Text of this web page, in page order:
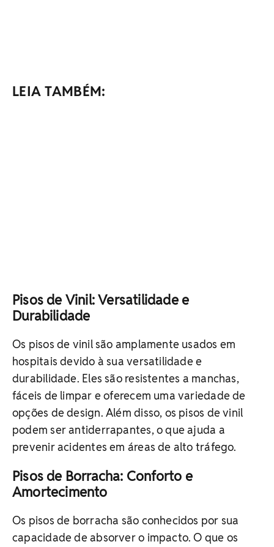
LEIA TAMBÉM:
Pisos de Vinil: Versatilidade e
Durabilidade
Os pisos de vinil são amplamente usados em
hospitais devido à sua versatilidade e
durabilidade. Eles são resistentes a manchas,
fáceis de limpar e oferecem uma variedade de
opções de design. Além disso, os pisos de vinil
podem ser antiderrapantes, o que ajuda a
prevenir acidentes em áreas de alto tráfego.
Pisos de Borracha: Conforto e
Amortecimento
Os pisos de borracha são conhecidos por sua
capacidade de absorver o impacto. O que os